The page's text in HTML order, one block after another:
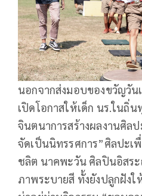
นอกจากส่งมอบของขวัญวัน
เปิดโอกาสให้เด็ก นร.ในถิ่
จินตนาการสร้างผลงานศิล
จัดเป็นนิทรรศการ”ศิลปะเ
ชลิต นาคพะวัน ศิลปินอิสร
ภาพระบายสี ทั้งยังปลูกฝังใ